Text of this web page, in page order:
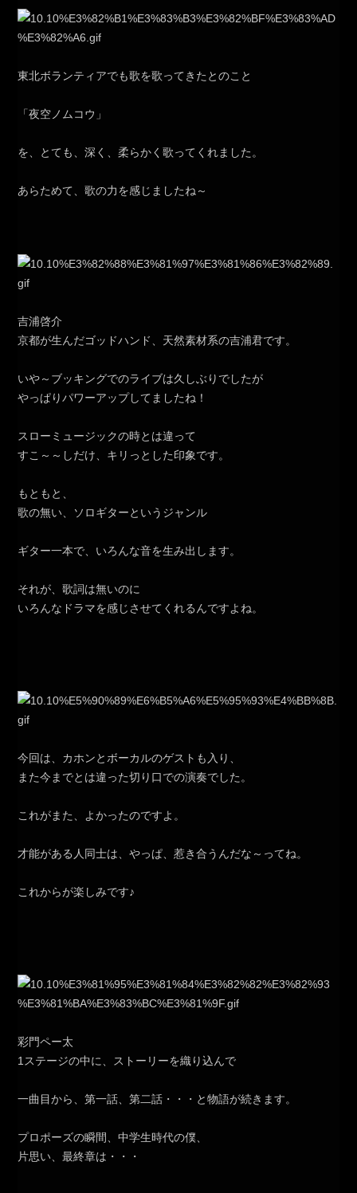
東北ボランティアでも歌を歌ってきたとのこと
「夜空ノムコウ」
を、とても、深く、柔らかく歌ってくれました。
あらためて、歌の力を感じましたね～
吉浦啓介
京都が生んだゴッドハンド、天然素材系の吉浦君です。
いや～ブッキングでのライブは久しぶりでしたが
やっぱりパワーアップしてましたね！
スローミュージックの時とは違って
すこ～～しだけ、キリっとした印象です。
もともと、
歌の無い、ソロギターというジャンル
ギター一本で、いろんな音を生み出します。
それが、歌詞は無いのに
いろんなドラマを感じさせてくれるんですよね。
今回は、カホンとボーカルのゲストも入り、
また今までとは違った切り口での演奏でした。
これがまた、よかったのですよ。
才能がある人同士は、やっぱ、惹き合うんだな～ってね。
これからが楽しみです♪
彩門ペー太
1ステージの中に、ストーリーを織り込んで
一曲目から、第一話、第二話・・・と物語が続きます。
プロポーズの瞬間、中学生時代の僕、
片思い、最終章は・・・